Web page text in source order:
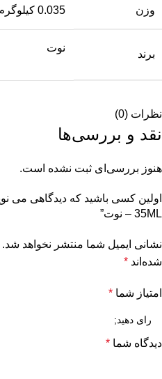
وزن 0.035 کیلوگرم
برند
نوت
نظرات (0)
نقد و بررسی‌ها
هنوز بررسی‌ای ثبت نشده است.
35ML – نوت”
نشانی ایمیل شما منتشر نخواهد شد.
شده‌اند *
امتیاز شما *
دیدگاه شما *